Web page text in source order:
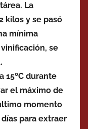
La
kilos y se pasó
mínima
se
15ºC durante
el máximo de
momento
para extraer